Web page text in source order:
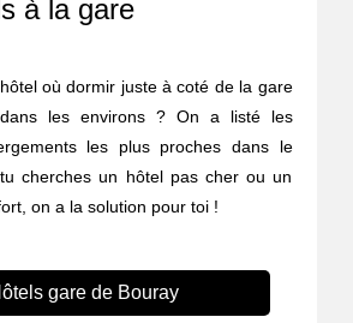
à la gare
où dormir juste à coté de la gare
les environs ? On a listé les
les plus proches dans le
cherches un hôtel pas cher ou un
on a la solution pour toi !
gare de Bouray